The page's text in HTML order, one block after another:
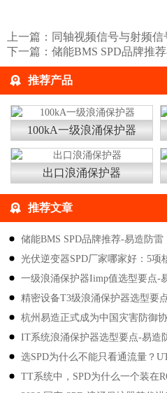
上一篇： 同轴视频信号与射频信
下一篇： 储能BMS SPD品牌推
推荐产品
100kA一级浪涌保护器
出口浪涌保护器
推荐文章
储能BMS SPD品牌推荐-易造防雷
光伏逆变器SPD厂家哪家好：5项
一级浪涌保护器Iimp值选型要点-
精密设备T3级浪涌保护器选型要
杭州易造正式成为中国灾害防御
雷
IT系统浪涌保护器选型要点-易造
选SPD为什么不能只看通流量？
防雷
TT系统中，SPD为什么一个装在